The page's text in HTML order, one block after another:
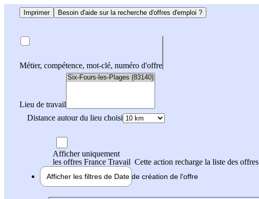
Imprimer Besoin d'aide sur la recherche d'offres d'emploi ?
Métier, compétence, mot-clé, numéro d'offre
Lieu de travail
Distance autour du lieu choisi
Afficher uniquement
les offres France Travail Cette action recharge la liste des offres
Afficher les filtres de Date de création de l'offre